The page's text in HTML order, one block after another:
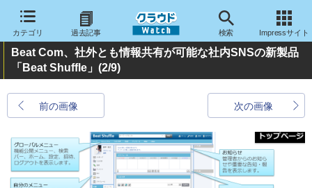
カテゴリ 過去記事 検索 Impressサイト
Beat Com、社外とも情報共有が可能な社内SNSの新製品
「Beat Shuffle」 (2/9)
前の画像 次の画像